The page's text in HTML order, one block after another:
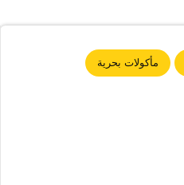
مأكولات بحرية